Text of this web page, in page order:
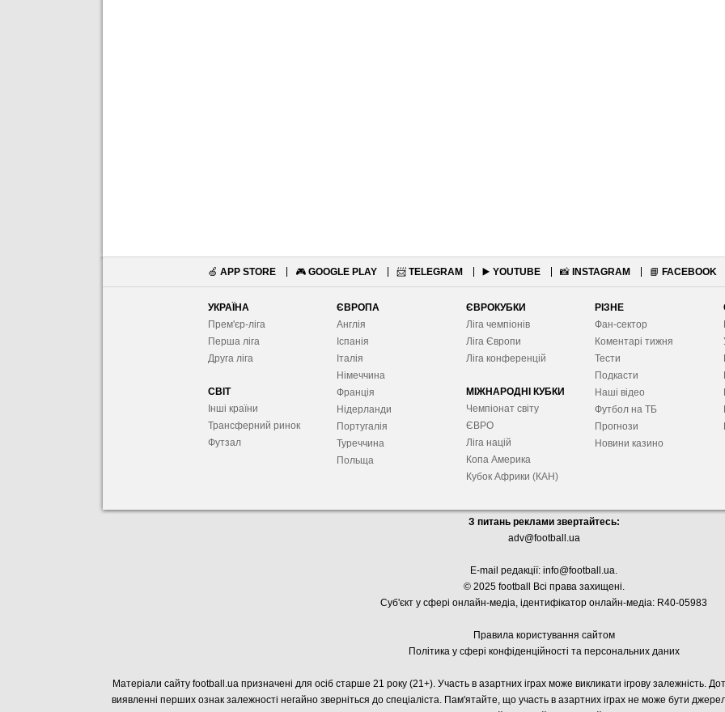
🍏 APP STORE 🎮 GOOGLE PLAY 📨 TELEGRAM ▶️ YOUTUBE 📸 INSTAGRAM 📘 FACEBOOK
УКРАЇНА
Прем'єр-ліга
Перша ліга
Друга ліга
СВІТ
Інші країни
Трансферний ринок
Футзал
ЄВРОПА
Англія
Іспанія
Італія
Німеччина
Франція
Нідерланди
Португалія
Туреччина
Польща
ЄВРОКУБКИ
Ліга чемпіонів
Ліга Європи
Ліга конференцій
МІЖНАРОДНІ КУБКИ
Чемпіонат світу
ЄВРО
Ліга націй
Копа Америка
Кубок Африки (КАН)
РІЗНЕ
Фан-сектор
Коментарі тижня
Тести
Подкасти
Наші відео
Футбол на ТБ
Прогнози
Новини казино
З питань реклами звертайтесь:
adv@football.ua
E-mail редакції: info@football.ua.
© 2025 football Всі права захищені.
Суб'єкт у сфері онлайн-медіа, ідентифікатор онлайн-медіа: R40-05983
Правила користування сайтом
Політика у сфері конфіденційності та персональних даних
Матеріали сайту football.ua призначені для осіб старше 21 року (21+). Участь в азартних іграх може викликати ігрову залежність.
виявленні перших ознак залежності негайно зверніться до спеціаліста. Пам'ятайте, що участь в азартних іграх не може бути